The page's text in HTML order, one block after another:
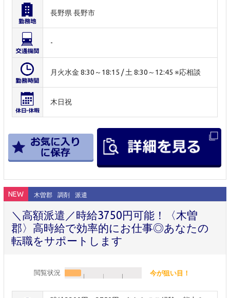
長野県 長野市
-
月火水金 8:30～18:15 / 土 8:30～12:45 ※応相談
木日祝
NEW 木曽郡 調剤 派遣
＼高額派遣／時給3750円可能！〈木曽
郡〉高時給で効率的にお仕事◎あなたの
転職をサポートします
閲覧状況 今が狙い目！